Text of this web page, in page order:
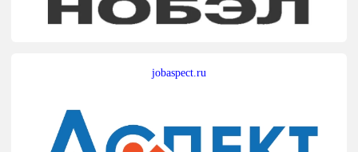
jobaspect.ru